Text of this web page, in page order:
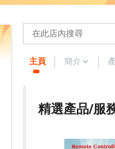
主頁 簡介
精選產品/服